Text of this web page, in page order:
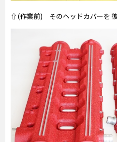
⇧(作業前) そのヘッドカバーを